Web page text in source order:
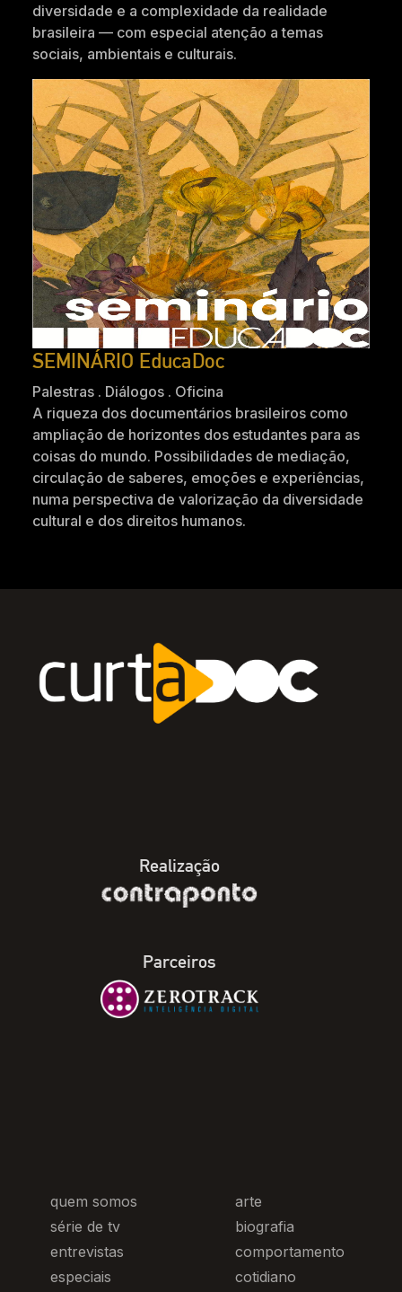
diversidade e a complexidade da realidade
brasileira — com especial atenção a temas
sociais, ambientais e culturais.
SEMINÁRIO EducaDoc
Palestras . Diálogos . Oficina
A riqueza dos documentários brasileiros como
ampliação de horizontes dos estudantes para as
coisas do mundo. Possibilidades de mediação,
circulação de saberes, emoções e experiências,
numa perspectiva de valorização da diversidade
cultural e dos direitos humanos.
Realização
Parceiros
quem somos
série de tv
entrevistas
especiais
arte
biografia
comportamento
cotidiano